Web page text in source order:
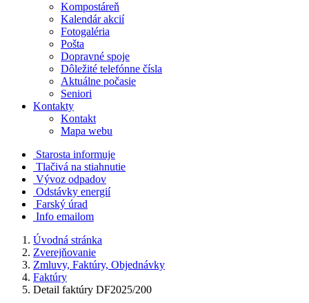
Kompostáreň
Kalendár akcií
Fotogaléria
Pošta
Dopravné spoje
Dôležité telefónne čísla
Aktuálne počasie
Seniori
Kontakty
Kontakt
Mapa webu
Starosta informuje
Tlačivá na stiahnutie
Vývoz odpadov
Odstávky energií
Farský úrad
Info emailom
Úvodná stránka
Zverejňovanie
Zmluvy, Faktúry, Objednávky
Faktúry
Detail faktúry DF2025/200